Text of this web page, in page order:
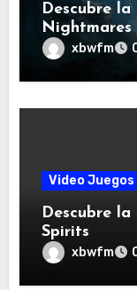
Descubre
Nightmares
xbwfm
Video Juegos
Descubre
Spirits
xbwfm